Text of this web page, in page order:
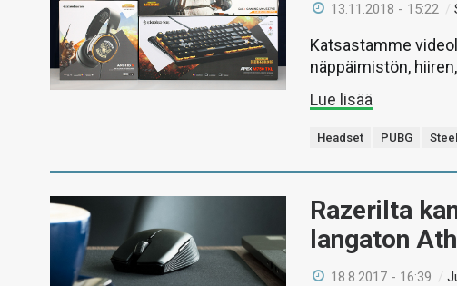
13.11.2018 - 15:22 /
Katsastamme
näppäimistön,
Lue lisää
Headset PUBG
Razerilta
langaton
18.8.2017 - 16:39 /